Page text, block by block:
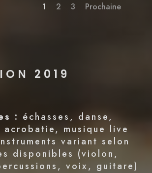
1 2 3 Prochaine
2019
: échasses, danse,
musique live
variant selon
disponibles (violon,
voix, guitare)